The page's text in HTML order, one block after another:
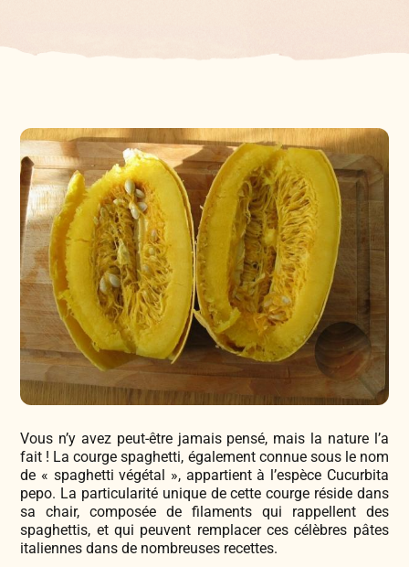
Aromatiques & Comestibles
Fleurs, Prairies, Engrais verts
Accesoires de Jardinage
Coffrets & Idées Cadeaux
Tisanes & Infusions BIO
Faire-part à semer
Découvertes végétales
Plantes & Gastronomie
Bricolage & Inspirations
Ateliers & Evènements
Visitez notre magasin
Maraichers & Revendeurs
Contactez-nous !
Vous n’y avez peut-être jamais pensé, mais la nature l’a
fait ! La courge spaghetti, également connue sous le nom
de « spaghetti végétal », appartient à l’espèce Cucurbita
pepo. La particularité unique de cette courge réside dans
sa chair, composée de filaments qui rappellent des
spaghettis, et qui peuvent remplacer ces célèbres pâtes
italiennes dans de nombreuses recettes.